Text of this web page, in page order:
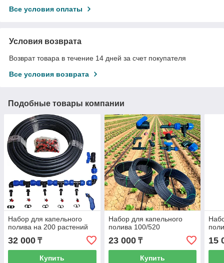
Все условия оплаты
Условия возврата
Возврат товара в течение 14 дней за счет покупателя
Все условия возврата
Подобные товары компании
Набор для капельного
полива на 200 растений
32 000 ₸
Купить
Набор для капельного
полива 100/520
23 000₸
Купить
15